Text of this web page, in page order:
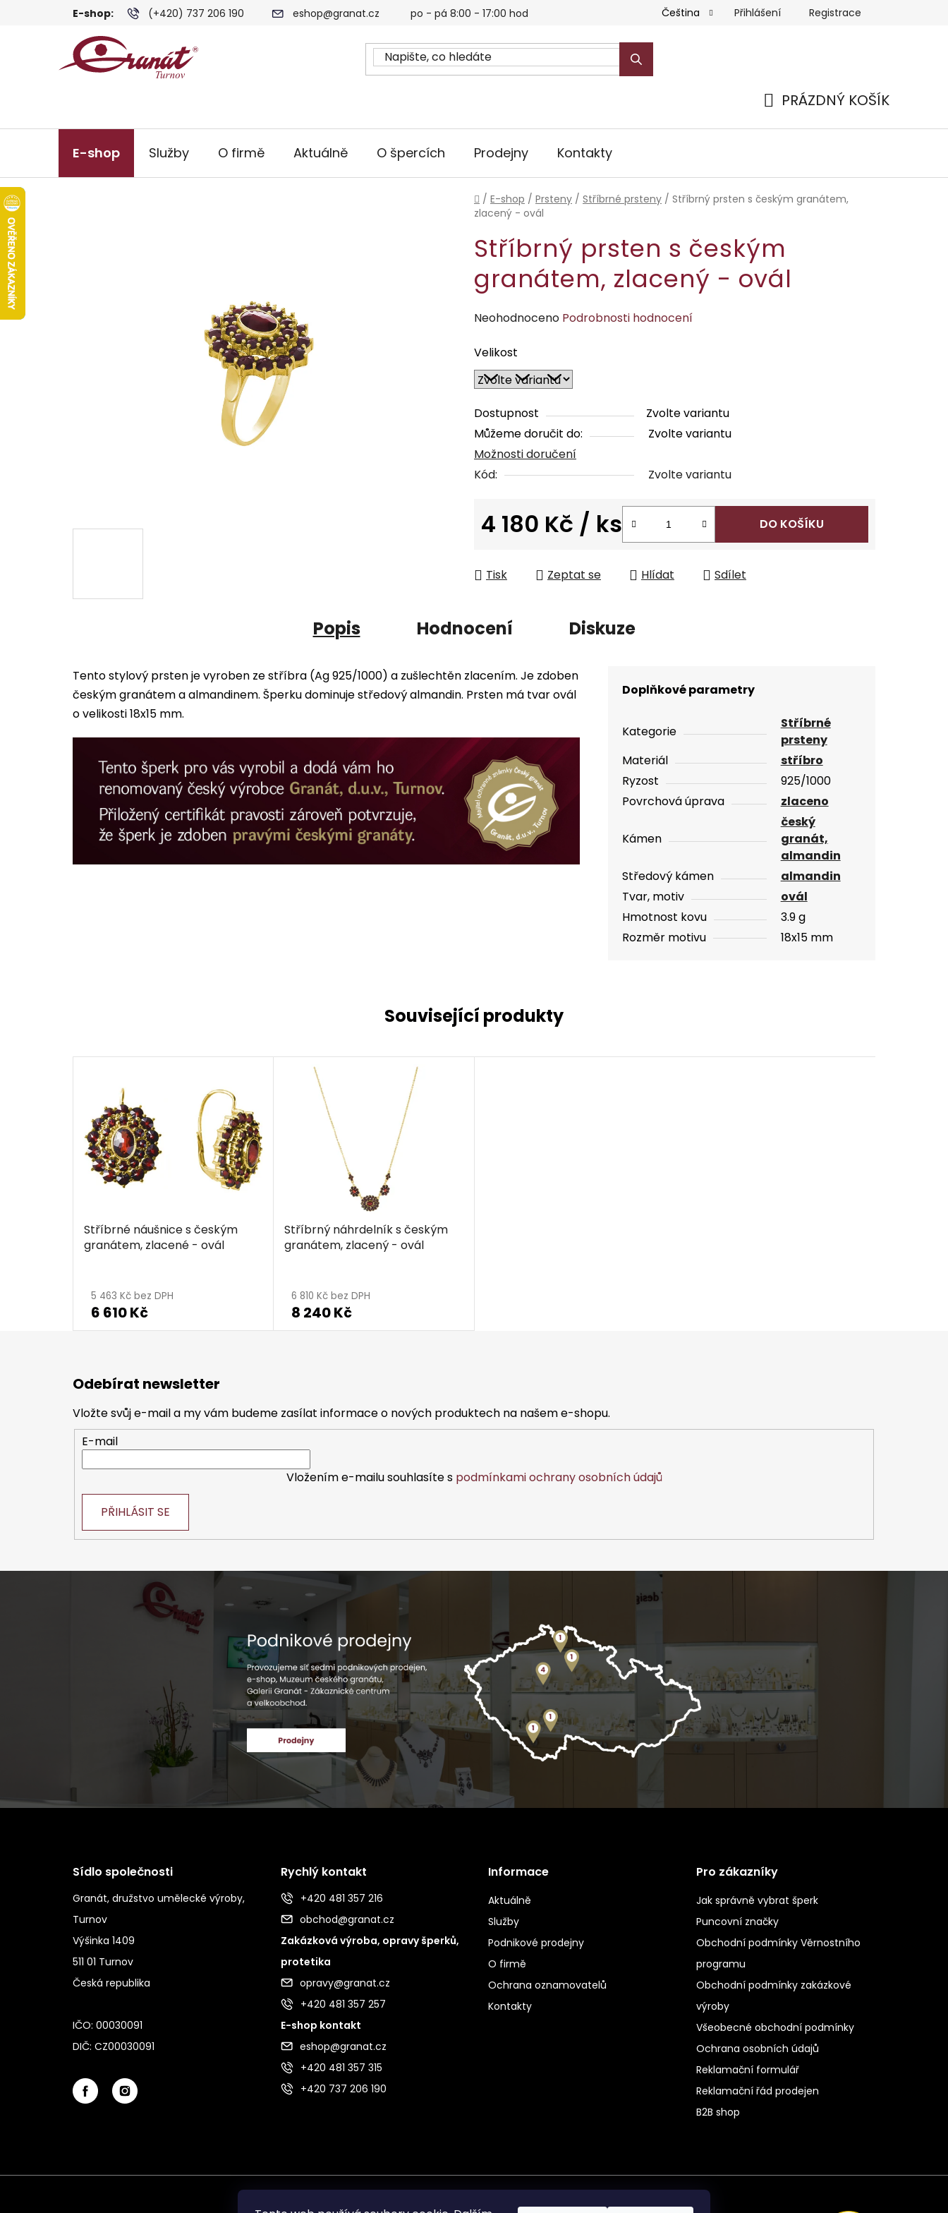
E-shop: (+420) 737 206 190 eshop@granat.cz po - pá 8:00 - 17:00 hod Čeština Přihlášení Registrace
PRÁZDNÝ KOŠÍK
E-shop Služby O firmě Aktuálně O špercích Prodejny Kontakty
Domů
/ E-shop / Prsteny / Stříbrné prsteny / Stříbrný prsten s českým granátem,
zlacený - ovál
Stříbrný prsten s českým
granátem, zlacený - ovál
Průměrné
produktu
je
0,0
z
5
hvězdiček.
Neohodnoceno Podrobnosti hodnocení
Velikost
Dostupnost
Zvolte variantu
Můžeme doručit do:
Zvolte variantu
Možnosti doručení
Kód:
Zvolte variantu
4 180 Kč / ks DO KOŠÍKU
Tisk Zeptat se Hlídat Sdílet
Popis Hodnocení Diskuze
Tento stylový prsten je vyroben ze stříbra (Ag 925/1000) a zušlechtěn zlacením. Je zdoben
českým granátem a almandinem. Šperku dominuje středový almandin. Prsten má tvar ovál
o velikosti 18x15 mm.
Doplňkové parametry
Kategorie
Stříbrné
prsteny
Materiál
stříbro
Ryzost
925/1000
Povrchová úprava
zlaceno
Kámen
český
granát,
almandin
Středový kámen
almandin
Tvar, motiv
ovál
Hmotnost kovu
3.9 g
Rozměr motivu
18x15 mm
Související produkty
Stříbrné náušnice s českým
granátem, zlacené - ovál
5 463 Kč bez DPH
6 610 Kč
Stříbrný náhrdelník s českým
granátem, zlacený - ovál
6 810 Kč bez DPH
8 240 Kč
Odebírat newsletter
Vložte svůj e-mail a my vám budeme zasílat informace o nových produktech na našem e-shopu.
E-mail
Vložením e-mailu souhlasíte s podmínkami ochrany osobních údajů
PŘIHLÁSIT SE
Sídlo společnosti
Granát, družstvo umělecké výroby,
Turnov
Výšinka 1409
511 01 Turnov
Česká republika
IČO: 00030091
DIČ: CZ00030091
Rychlý kontakt
+420 481 357 216
obchod@granat.cz
Zakázková výroba, opravy šperků,
protetika
opravy@granat.cz
+420 481 357 257
E-shop kontakt
eshop@granat.cz
+420 481 357 315
+420 737 206 190
Informace
Aktuálně
Služby
Podnikové prodejny
O firmě
Ochrana oznamovatelů
Kontakty
Pro zákazníky
Jak správně vybrat šperk
Puncovní značky
Obchodní podmínky Věrnostního
programu
Obchodní podmínky zakázkové
výroby
Všeobecné obchodní podmínky
Ochrana osobních údajů
Reklamační formulář
Reklamační řád prodejen
B2B shop